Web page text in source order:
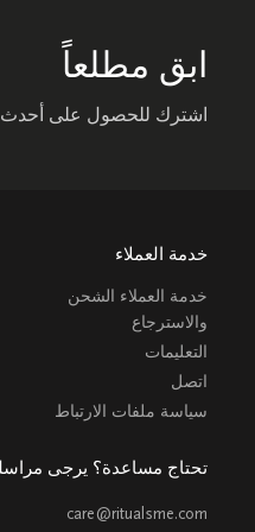
ابق مطلعاً
اشترك للحصول على أحدث
خدمة العملاء
خدمة العملاء الشحن
والاسترجاع
التعليمات
اتصل
سياسة ملفات الارتباط
تحتاج مساعدة؟ يرجى
care@ritualsme.com